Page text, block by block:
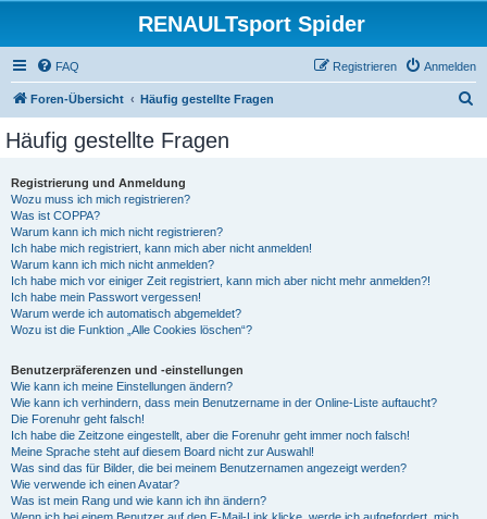
RENAULTsport Spider
FAQ Anmelden
Registrieren
Foren-Übersicht Häufig gestellte Fragen
Häufig gestellte Fragen
Registrierung und Anmeldung
Wozu muss ich mich registrieren?
Was ist COPPA?
Warum kann ich mich nicht registrieren?
Ich habe mich registriert, kann mich aber nicht anmelden!
Warum kann ich mich nicht anmelden?
Ich habe mich vor einiger Zeit registriert, kann mich aber nicht mehr anmelden?!
Ich habe mein Passwort vergessen!
Warum werde ich automatisch abgemeldet?
Wozu ist die Funktion „Alle Cookies löschen“?
Benutzerpräferenzen und -einstellungen
Wie kann ich meine Einstellungen ändern?
Wie kann ich verhindern, dass mein Benutzername in der Online-Liste auftaucht?
Die Forenuhr geht falsch!
Ich habe die Zeitzone eingestellt, aber die Forenuhr geht immer noch falsch!
Meine Sprache steht auf diesem Board nicht zur Auswahl!
Was sind das für Bilder, die bei meinem Benutzernamen angezeigt werden?
Wie verwende ich einen Avatar?
Was ist mein Rang und wie kann ich ihn ändern?